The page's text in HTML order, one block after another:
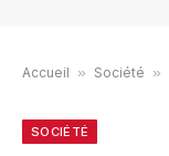
Accueil » Société »
SOCIÉTÉ